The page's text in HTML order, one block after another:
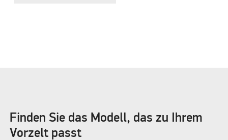
Finden Sie das Modell, das zu Ihrem
Vorzelt passt